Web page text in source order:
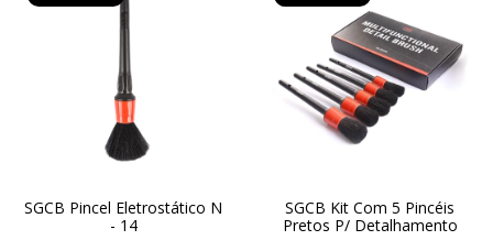
SGCB Pincel Eletrostático N
- 14
SGCB Kit Com 5 Pincéis
Pretos P/ Detalhamento